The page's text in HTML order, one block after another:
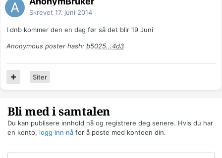
Skrevet 17. juni 2014
I dnb kommer den en dag før så det blir 19 Juni
Anonymous poster hash: b5025...4d3
Siter
Bli med i samtalen
Du kan publisere innhold nå og registrere deg senere. Hvis du har
en konto, logg inn nå for å poste med kontoen din.